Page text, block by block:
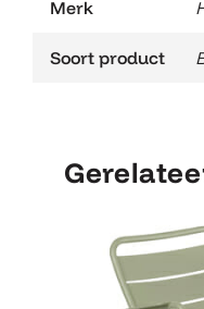
Merk
Soort product